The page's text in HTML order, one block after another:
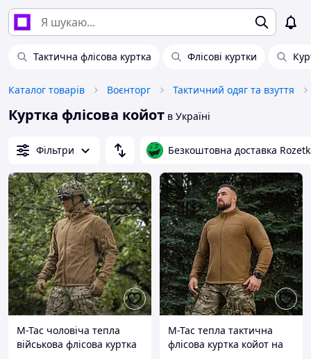
Тактична флісова куртка Флісові куртки
Каталог товарів Воєнторг Тактичний одяг та взуття
Куртка флісова койот в Україні
Фільтри Безкоштовна доставка
M-Tac чоловіча тепла
військова флісова куртка
M-Tac тепла тактична
флісова куртка койот на